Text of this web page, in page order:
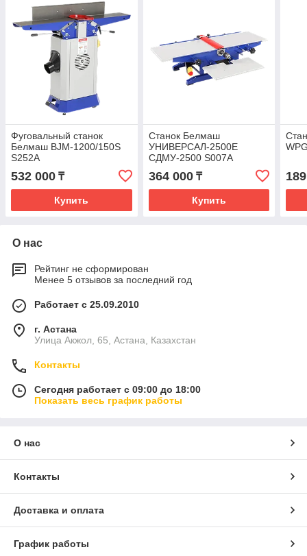
Фуговальный станок
Белмаш BJM-1200/150S
S252A
532 000 ₸
Купить
Станок Белмаш
УНИВЕРСАЛ-2500Е
СДМУ-2500 S007A
364 000₸
Купить
О нас
Рейтинг не сформирован
Менее 5 отзывов за последний год
Работает с 25.09.2010
г. Астана
Улица Акжол, 65, Астана, Казахстан
Контакты
Сегодня работает с 09:00 до 18:00
Показать весь график работы
О нас
Контакты
Доставка и оплата
График работы